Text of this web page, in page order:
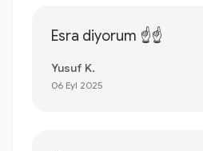
Esra diyorum ☝️☝️
Yusuf K.
06 Eyl 2025